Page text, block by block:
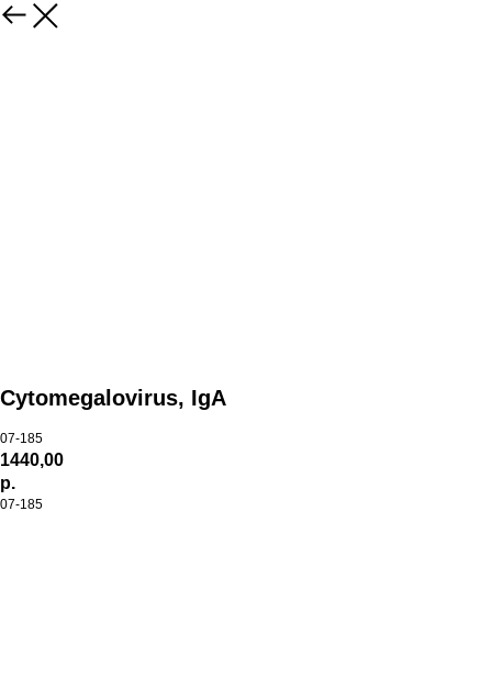
Cytomegalovirus, IgA
07-185
1440,00
р.
07-185